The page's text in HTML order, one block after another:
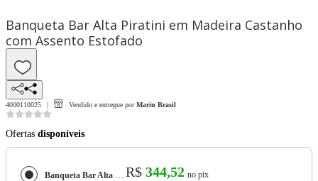
Banqueta Bar Alta Piratini em Madeira Castanho
com Assento Estofado
4000110025 Vendido e entregue por Marin Brasil
Ofertas disponíveis
Banqueta Bar Alta Piratini em Madeira Castanho com Assento Estofado R$ 344,52 no pix